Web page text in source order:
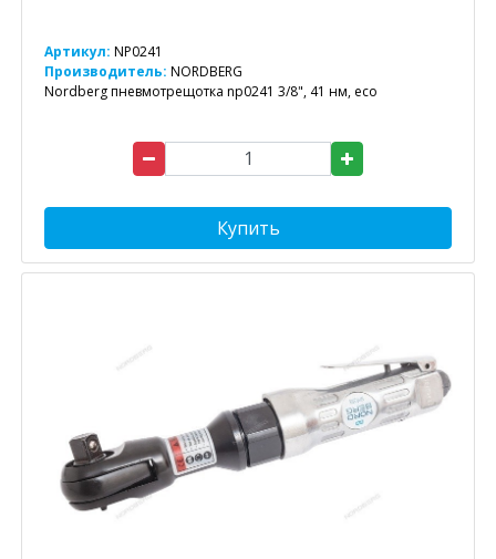
Артикул: NP0241
Производитель: NORDBERG
Nordberg пневмотрещотка np0241 3/8", 41 нм, eco
Купить